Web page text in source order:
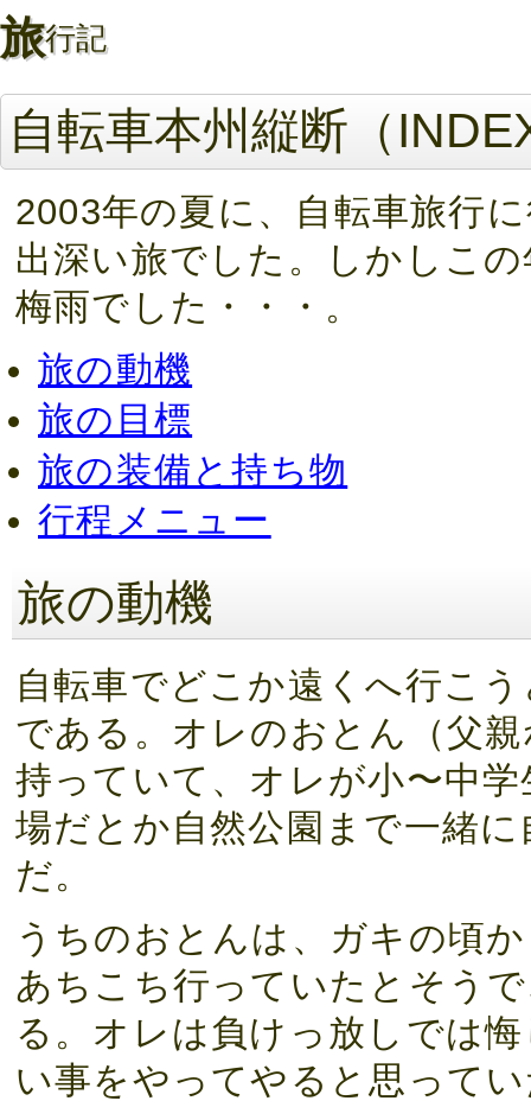
旅行記
自転車本州縦断（
2003年の夏に、自転車旅行
出深い旅でした。しかしこ
梅雨でした・・・。
旅の動機
旅の目標
旅の装備と持ち物
行程メニュー
旅の動機
自転車でどこか遠くへ行こ
である。オレのおとん（父
持っていて、オレが小〜中
場だとか自然公園まで一緒
だ。
うちのおとんは、ガキの頃
あちこち行っていたとそう
る。オレは負けっ放しでは
い事をやってやると思って